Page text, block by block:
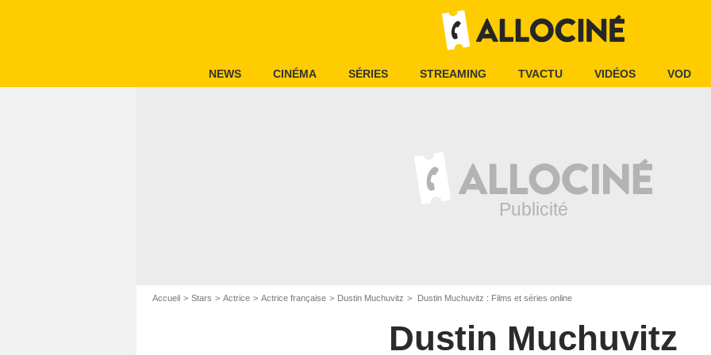
NEWS CINÉMA SÉRIES STREAMING TVACTU VIDÉOS VOD
Accueil Stars Actrice Actrice française Dustin Muchuvitz Dustin Muchuvitz : Films et séries online
Dustin Muchuvitz